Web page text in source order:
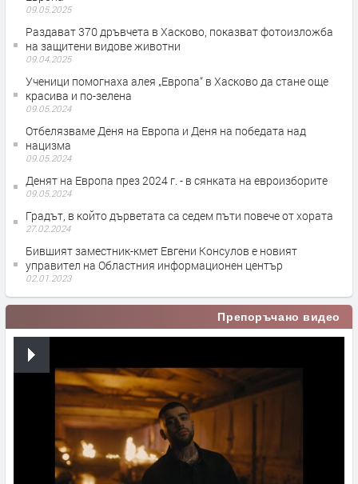
09.05.2025
Раздават 370 дръвчета в Хасково, показват фотоизложба
на защитени видове животни
09.04.2025
Ученици помогнаха алея „Европа“ в Хасково да стане още
красива и по-зелена
09.05.2024
Отбелязваме Деня на Европа и Деня на победата над
нацизма
09.05.2024
Денят на Европа през 2024 г. - в сянката на евроизборите
09.05.2024
Градът, в който дърветата са седем пъти повече от хората
27.02.2024
Бившият заместник-кмет Евгени Консулов е новият
управител на Областния информационен център
02.01.2023
Препоръчано видео